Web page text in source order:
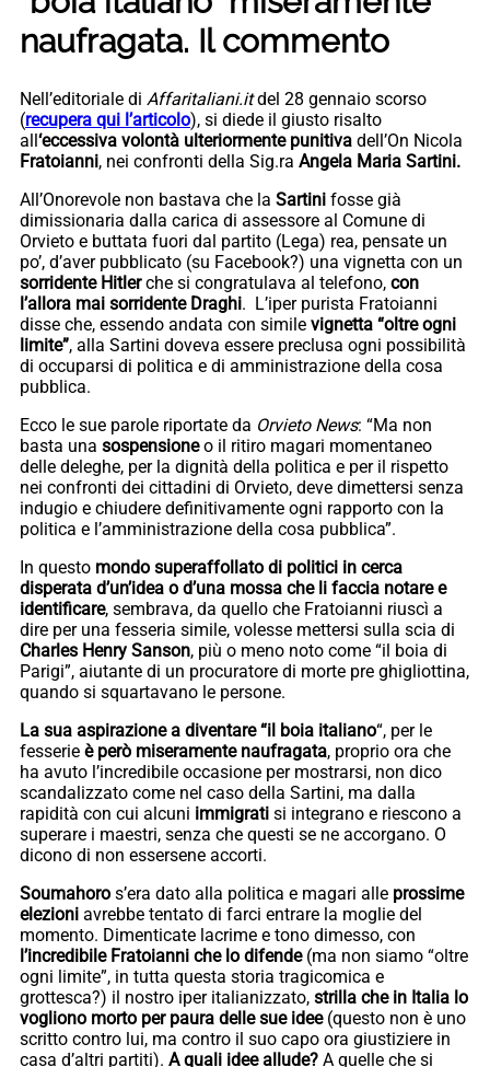
naufragata. Il commento
Nell’editoriale di Affaritaliani.itdel 28 gennaio scorso
(recupera qui l’articolo), si diede il giusto risalto
all‘eccessiva volontà ulteriormente punitiva dell’On Nicola
Fratoianni, nei confronti della Sig.ra Angela Maria Sartini.
All’Onorevole non bastava che la Sartini fosse già
dimissionaria dalla carica di assessore al Comune di
Orvieto e buttata fuori dal partito (Lega) rea, pensate un
po’, d’aver pubblicato (su Facebook?) una vignetta con un
sorridente Hitlerche si congratulava al telefono, con
l’allora mai sorridente Draghi. L’iper purista Fratoianni
disse che, essendo andata con simile vignetta “oltre ogni
limite”, alla Sartini doveva essere preclusa ogni possibilità
di occuparsi di politica e di amministrazione della cosa
pubblica.
Ecco le sue parole riportate da Orvieto News: “Ma non
basta una sospensioneo il ritiro magari momentaneo
delle deleghe, per la dignità della politica e per il rispetto
nei confronti dei cittadini di Orvieto, deve dimettersi senza
indugio e chiudere definitivamente ogni rapporto con la
politica e l’amministrazione della cosa pubblica”.
In questo mondo superaffollato di politici in cerca
disperata d’un’idea o d’una mossa che li faccia notare e
identificare, sembrava, da quello che Fratoianni riuscì a
dire per una fesseria simile, volesse mettersi sulla scia di
Charles Henry Sanson, più o meno noto come “il boia di
Parigi”, aiutante di un procuratore di morte pre ghigliottina,
quando si squartavano le persone.
La sua aspirazione a diventare “il boia italiano“, per le
fesserie è però miseramente naufragata, proprio ora che
ha avuto l’incredibile occasione per mostrarsi, non dico
scandalizzato come nel caso della Sartini, ma dalla
rapidità con cui alcuni immigrati si integrano e riescono a
superare i maestri, senza che questi se ne accorgano. O
dicono di non essersene accorti.
Soumahoro s’era dato alla politica e magari alle prossime
elezioni avrebbe tentato di farci entrare la moglie del
momento. Dimenticate lacrime e tono dimesso, con
l’incredibile Fratoianni che lo difende(ma non siamo “oltre
ogni limite”, in tutta questa storia tragicomica e
grottesca?) il nostro iper italianizzato, strilla che in Italia lo
vogliono morto per paura delle sue idee(questo non è uno
scritto contro lui, ma contro il suo capo ora giustiziere in
casa d’altri partiti). A quali idee allude? A quelle che si